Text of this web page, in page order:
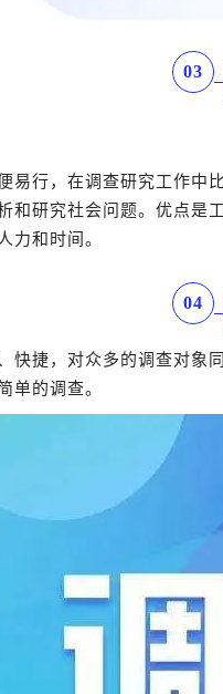
03
易行，在调查研究工作中
和研究社会问题。优点是
力和时间。
04
快捷，对众多的调查对象
单的调查。